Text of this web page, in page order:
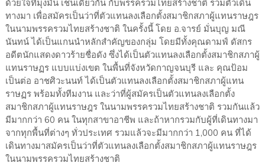
ด้วยใจที่มุ่งมั่น เช่นเดียวกัน กับพรรครวมไทยสร้างชาติ รวมตัวเดิน
ทางมา เพื่อสมัครเป็นว่าที่ตัวแทนลงเลือกตั้งสมาชิกสภาผู้แทนราษฎร
ในนามพรรครวมไทยสร้างชาติ ในครั้งนี้ โดย อ.จารย์ มั่นบุญ มณี
นันทน์ ได้เป็นแกนนำหลักสำคัญของกลุ่ม โดยมีทั้งคุณดามฟ์ ดัสกร
อดีตนักแสดงดาวร้ายชื่อดัง ซึ่งได้เป็นตัวแทนลงเลือกตั้งสมาชิกสภาผู้
แทนราษฏร แบบแบ่งเขต ในพื้นที่จังหวัดกาญจนบุรี และ คุณป้อม
เป็นต่อ อาชศิวะนนท์ ได้เป็นตัวแทนลงเลือกตั้งสมาชิกสภาผู้แทน
ราษฏร พร้อมทั้งทีมงาน และว่าที่ผู้สมัครเป็นตัวแทนลงเลือกตั้ง
สมาชิกสภาผู้แทนราษฎร ในนามพรรครวมไทยสร้างชาติ รวมกันแล้ว
มีมากกว่า 60 คน ในทุกสาขาอาชีพ และถ้าหากรวมกับผู้ที่เดินทางมา
จากทุกพื้นที่ต่างๆ ทั่วประเทศ รวมแล้วจะมีมากกว่า 1,000 คน ที่ได้
เดินทางมาสมัครเป็นว่าที่ตัวแทนลงเลือกตั้งสมาชิกสภาผู้แทนราษฎร
ในนามพรรครวมไทยสร้างชาติ